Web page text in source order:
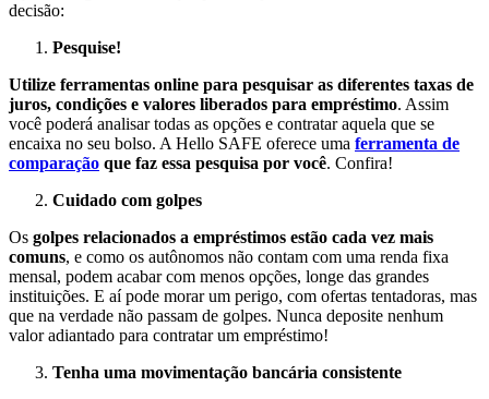
decisão:
Pesquise!
Utilize ferramentas online para pesquisar as diferentes taxas de
juros, condições e valores liberados para empréstimo. Assim
você poderá analisar todas as opções e contratar aquela que se
encaixa no seu bolso. A Hello SAFE oferece uma ferramenta de
comparação que faz essa pesquisa por você. Confira!
Cuidado com golpes
Os golpes relacionados a empréstimos estão cada vez mais
comuns, e como os autônomos não contam com uma renda fixa
mensal, podem acabar com menos opções, longe das grandes
instituições. E aí pode morar um perigo, com ofertas tentadoras, mas
que na verdade não passam de golpes. Nunca deposite nenhum
valor adiantado para contratar um empréstimo!
Tenha uma movimentação bancária consistente